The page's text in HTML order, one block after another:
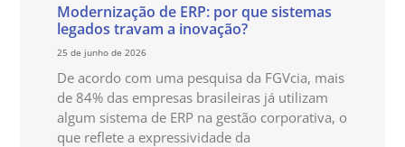
Modernização de ERP: por que sistemas
legados travam a inovação?
25 de junho de 2026
De acordo com uma pesquisa da FGVcia, mais
de 84% das empresas brasileiras já utilizam
algum sistema de ERP na gestão corporativa, o
que reflete a expressividade da